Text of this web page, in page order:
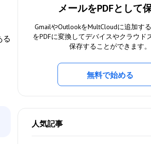
る
メールをPDFとして
GmailやOutlookをMultCloudに追加す
をPDFに変換してデバイスやクラウド
保存することができます。
無料で始める
人気記事